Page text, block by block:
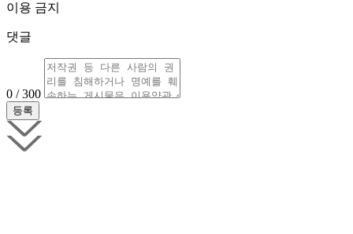
이용 금지
댓글
0 / 300